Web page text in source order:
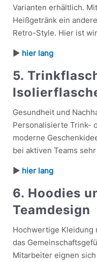
Varianten erhältlich.
Heißgetränk ein
Retro-Style. Hier ist
► hier lang
5.
Gesundheit und
Personalisierte Trink-
moderne
bei aktiven Teams
► hier lang
6. Hoodies
Teamdesign
Hochwertige Kleidung
das
Mitarbeiter eignen